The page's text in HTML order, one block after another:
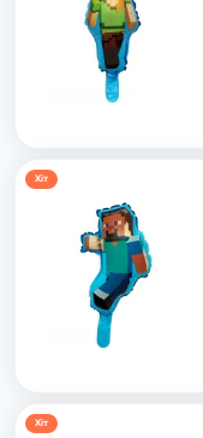
Хiт
Хiт